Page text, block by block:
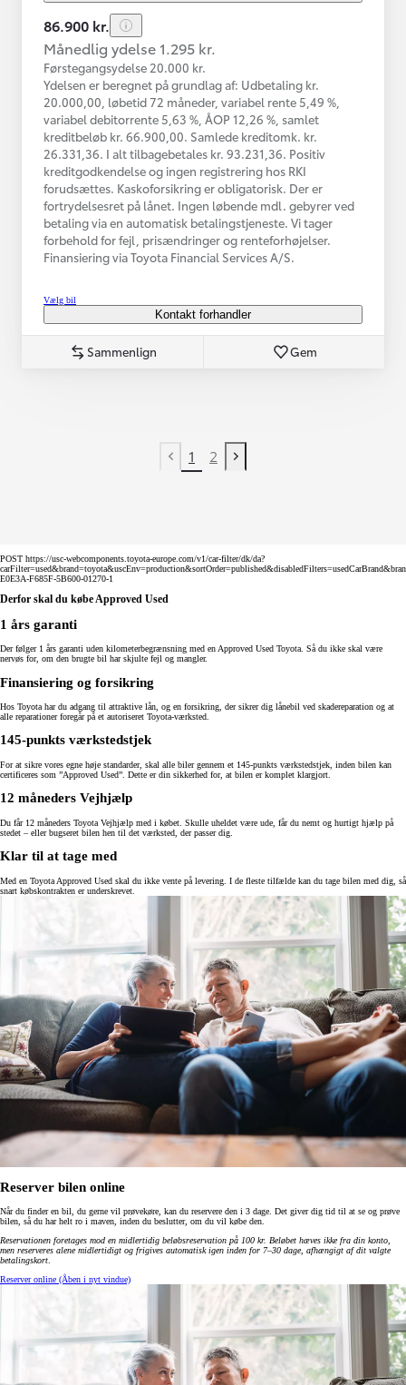
86.900 kr.
Månedlig ydelse 1.295 kr.
Førstegangsydelse 20.000 kr.
Ydelsen er beregnet på grundlag af: Udbetaling kr.
20.000,00, løbetid 72 måneder, variabel rente 5,49 %,
variabel debitorrente 5,63 %, ÅOP 12,26 %, samlet
kreditbeløb kr. 66.900,00. Samlede kreditomk. kr.
26.331,36. I alt tilbagebetales kr. 93.231,36. Positiv
kreditgodkendelse og ingen registrering hos RKI
forudsættes. Kaskoforsikring er obligatorisk. Der er
fortrydelsesret på lånet. Ingen løbende mdl. gebyrer ved
betaling via en automatisk betalingstjeneste. Vi tager
forbehold for fejl, prisændringer og renteforhøjelser.
Finansiering via Toyota Financial Services A/S.
Vælg bil
Kontakt forhandler
Sammenlign Gem
Tidligere side
1 2
Næste side
POST https://usc-webcomponents.toyota-europe.com/v1/car-filter/dk/da?
E0E3A-F685F-5B600-01270-1
Derfor skal du købe Approved Used
1 års garanti
Der følger 1 års garanti uden kilometerbegrænsning med en Approved Used Toyota. Så du ikke skal være
nervøs for, om den brugte bil har skjulte fejl og mangler.
Finansiering og forsikring
Hos Toyota har du adgang til attraktive lån, og en forsikring, der sikrer dig lånebil ved skadereparation og at
alle reparationer foregår på et autoriseret Toyota-værksted.
145-punkts værkstedstjek
For at sikre vores egne høje standarder, skal alle biler gennem et 145-punkts værkstedstjek, inden bilen kan
certificeres som ”Approved Used”. Dette er din sikkerhed for, at bilen er komplet klargjort.
12 måneders Vejhjælp
Du får 12 måneders Toyota Vejhjælp med i købet. Skulle uheldet være ude, får du nemt og hurtigt hjælp på
stedet – eller bugseret bilen hen til det værksted, der passer dig.
Klar til at tage med
Med en Toyota Approved Used skal du ikke vente på levering. I de fleste tilfælde kan du tage bilen med dig, så
snart købskontrakten er underskrevet.
Reserver bilen online
Når du finder en bil, du gerne vil prøvekøre, kan du reservere den i 3 dage. Det giver dig tid til at se og prøve
bilen, så du har helt ro i maven, inden du beslutter, om du vil købe den.
Reservationen foretages mod en midlertidig beløbsreservation på 100 kr. Beløbet hæves ikke fra din konto,
men reserveres alene midlertidigt og frigives automatisk igen inden for 7–30 dage, afhængigt af dit valgte
betalingskort.
Reserver online (Åben i nyt vindue)